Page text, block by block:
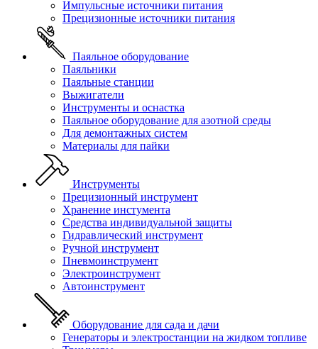
Импульсные источники питания
Прецизионные источники питания
Паяльное оборудование
Паяльники
Паяльные станции
Выжигатели
Инструменты и оснастка
Паяльное оборудование для азотной среды
Для демонтажных систем
Материалы для пайки
Инструменты
Прецизионный инструмент
Хранение инстумента
Средства индивидуальной защиты
Гидравлический инструмент
Ручной инструмент
Пневмоинструмент
Электроинструмент
Автоинструмент
Оборудование для сада и дачи
Генераторы и электростанции на жидком топливе